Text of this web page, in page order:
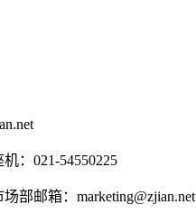
机：021-54550225
场部邮箱：marketing@zjian.net